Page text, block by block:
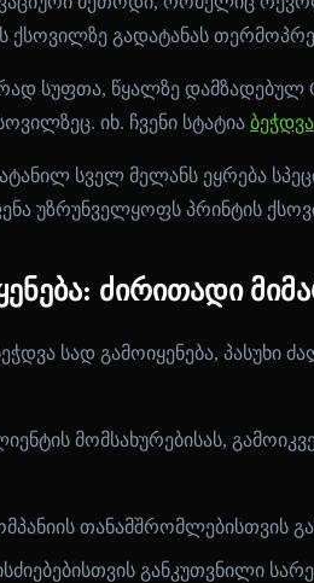
გადატანას
სუფთა, წყალზე
იხ. ჩვენი სტატია ბეჭდვა
სველ მელანს ეყრება
უზრუნველყოფს პრინტის
ძირითადი
სად გამოიყენება, პასუხი
კლიენტის მომსახურებისას,
თანამშრომლებისთვის
განკუთვნილი